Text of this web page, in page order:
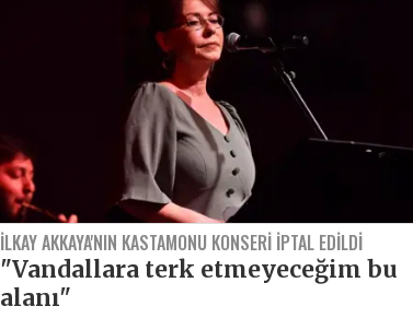
İLKAY AKKAYA'NIN KASTAMONU KONSERI IPTAL EDILDI
"Vandallara terk etmeyeceğim bu
alanı"